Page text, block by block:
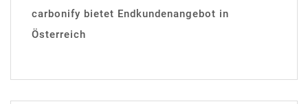
carbonify bietet Endkundenangebot in
Österreich